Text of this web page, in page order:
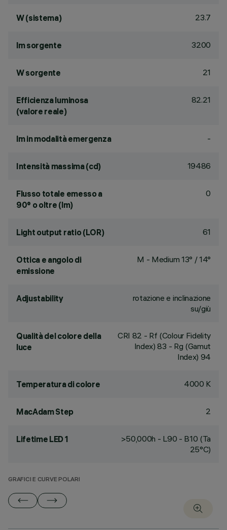
W (sistema) 23.7
lm sorgente 3200
W sorgente 21
Efficienza luminosa
(valore reale)
82.21
lm in modalità emergenza -
Intensità massima (cd) 19486
Flusso totale emesso a
90° o oltre (lm)
0
Light output ratio (LOR) 61
Ottica e angolo di
emissione
M - Medium 13° / 14°
Adjustability
rotazione e inclinazione
su/giù
Qualità del colore della
luce
CRI 82 - Rf (Colour Fidelity
Index) 83 - Rg (Gamut
Index) 94
Temperatura di colore 4000 K
MacAdam Step 2
Lifetime LED 1
>50,000h - L90 - B10 (Ta
25°C)
GRAFICI E CURVE POLARI